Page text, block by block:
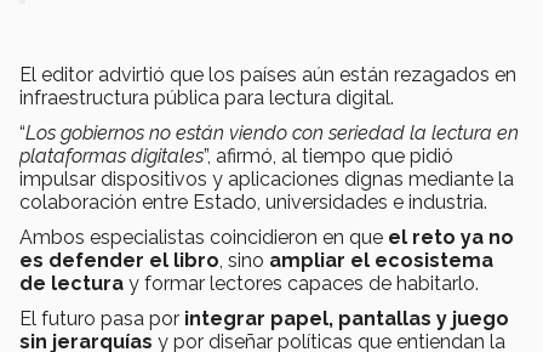
El editor advirtió que los países aún están rezagados en
infraestructura pública para lectura digital.
“Los gobiernos no están viendo con seriedad la lectura en
plataformas digitales”, afirmó, al tiempo que pidió
impulsar dispositivos y aplicaciones dignas mediante la
colaboración entre Estado, universidades e industria.
Ambos especialistas coincidieron en que el reto ya no
es defender el libro, sino ampliar el ecosistema
de lectura y formar lectores capaces de habitarlo.
El futuro pasa por integrar papel, pantallas y juego
sin jerarquías y por diseñar políticas que entiendan la